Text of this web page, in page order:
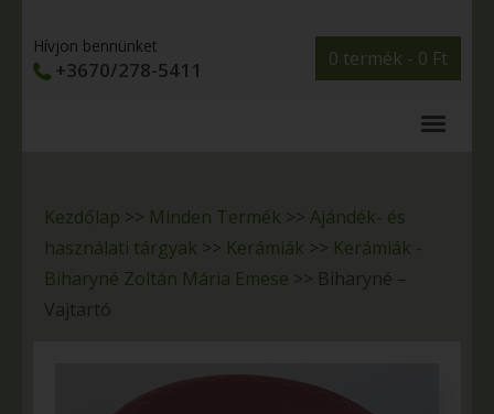
0 termék - 0 Ft
Hívjon bennünket
+3670/278-5411
Kezdőlap >> Minden Termék >> Ajándék- és
használati tárgyak >> Kerámiák >> Kerámiák -
Biharyné Zoltán Mária Emese >> Biharyné –
Vajtartó